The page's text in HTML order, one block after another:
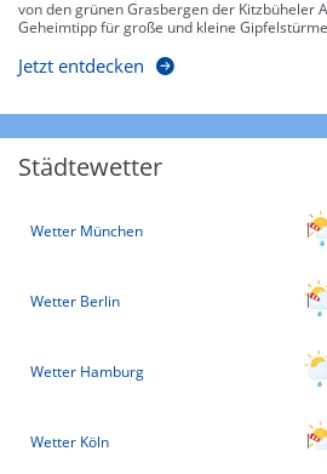
von den grünen Grasbergen der Kitzbüheler
Geheimtipp für große und kleine
Jetzt entdecken
Städtewetter
Wetter München
Wetter Berlin
Wetter Hamburg
Wetter Köln